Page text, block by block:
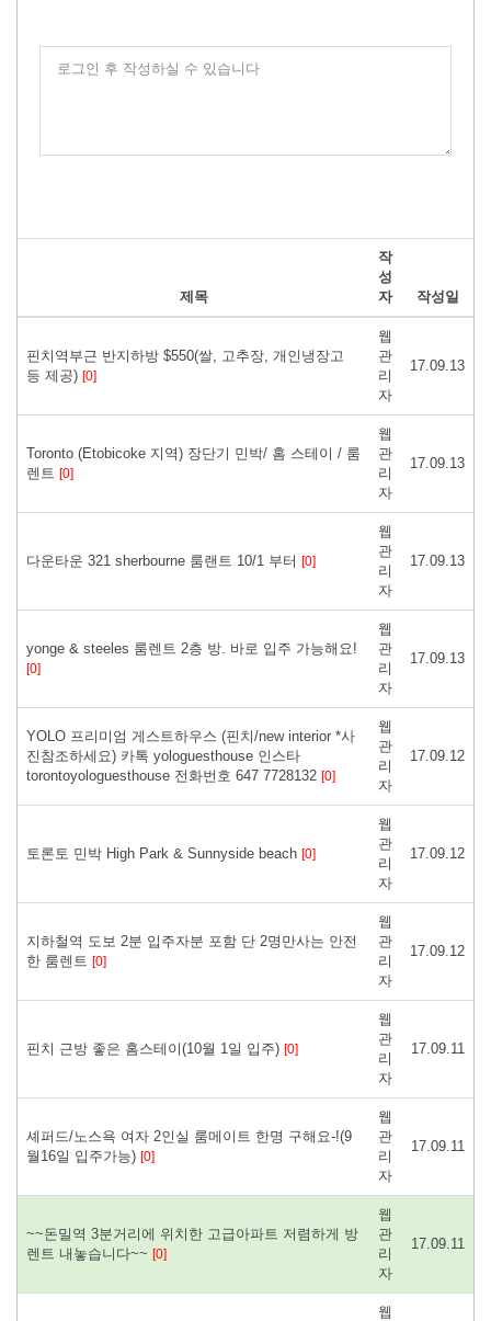
로그인 후 작성하실 수 있습니다
제목
작
성
자
작성일
핀치역부근 반지하방 $550(쌀, 고추장, 개인냉장고
등 제공) [0]
웹
관
리
자
17.09.13
Toronto (Etobicoke 지역) 장단기 민박/ 홈 스테이 / 룸
렌트 [0]
웹
관
리
자
17.09.13
다운타운 321 sherbourne 룸랜트 10/1 부터 [0]
웹
관
리
자
17.09.13
yonge & steeles 룸렌트 2층 방. 바로 입주 가능해요!
[0]
웹
관
리
자
17.09.13
YOLO 프리미엄 게스트하우스 (핀치/new interior *사
진참조하세요) 카톡 yologuesthouse 인스타
torontoyologuesthouse 전화번호 647 7728132 [0]
웹
관
리
자
17.09.12
토론토 민박 High Park & Sunnyside beach [0]
웹
관
리
자
17.09.12
지하철역 도보 2분 입주자분 포함 단 2명만사는 안전
한 룸렌트 [0]
웹
관
리
자
17.09.12
핀치 근방 좋은 홈스테이(10월 1일 입주) [0]
웹
관
리
자
17.09.11
셰퍼드/노스욕 여자 2인실 룸메이트 한명 구해요-!(9
월16일 입주가능) [0]
웹
관
리
자
17.09.11
~~돈밀역 3분거리에 위치한 고급아파트 저렴하게 방
렌트 내놓습니다~~ [0]
웹
관
리
자
17.09.11
웹